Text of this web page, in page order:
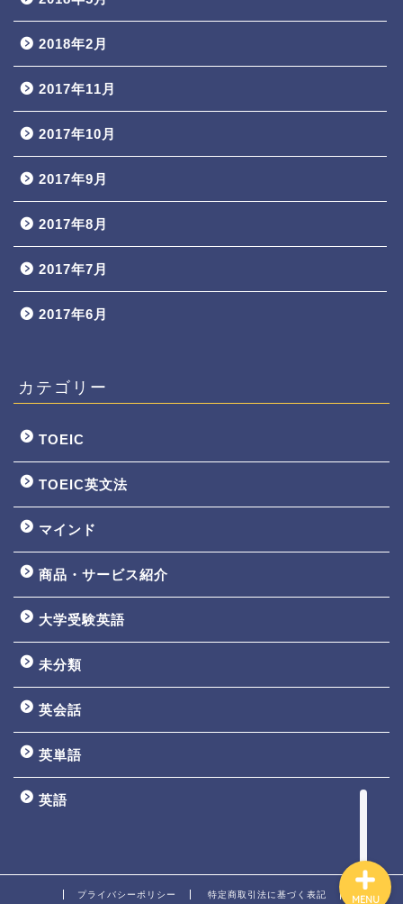
2018年2月
2017年11月
2017年10月
2017年9月
2017年8月
2017年7月
2017年6月
カテゴリー
TOEIC
TOEIC英文法
マインド
商品・サービス紹介
大学受験英語
未分類
英会話
英単語
英語
プライバシーポリシー 特定商取引法に基づく表記 MENU
TOEIC3ヵ月で800点講座